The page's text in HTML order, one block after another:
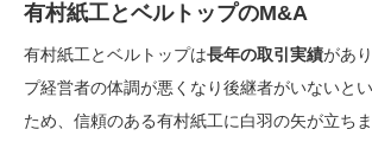
有村紙工とベルトップのM&A
有村紙工とベルトップは長年の取引実績があ
プ経営者の体調が悪くなり後継者がいないと
ため、信頼のある有村紙工に白羽の矢が立ちま